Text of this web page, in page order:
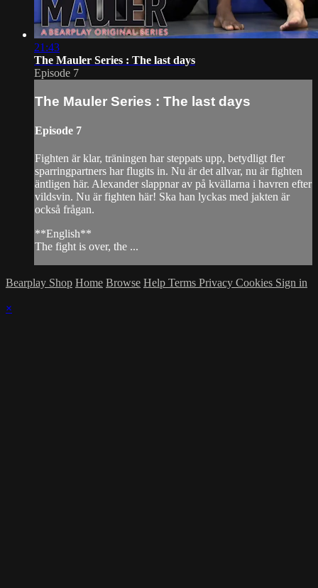
21:43
The Mauler Series : The last days
Episode 7
The Mauler Series : The last days
Episode 7
Fighten är klar, träningen har steppats upp, betydligt fler
sparringpartners har flugits in. Nu är det allvar, nu är fighten
äntligen här. Alexander slappnar av på kvällarna i havren efter
vildsvin. Nu är fighten här! Ska han lyckas med jakten är
också frågan.
**English**
The fight is over, the ...
Bearplay Shop Home Browse Help Terms Privacy Cookies Sign in
×